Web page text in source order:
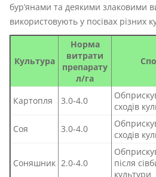
бур’янами та деякими злаковими
використовують у посівах різних
Культура
Норма
витрати
препарату
л/га
Картопля 3.0-4.0
сходів
Соя
3.0-4.0
сходів
Соняшник 2.0-4.0
після
культури